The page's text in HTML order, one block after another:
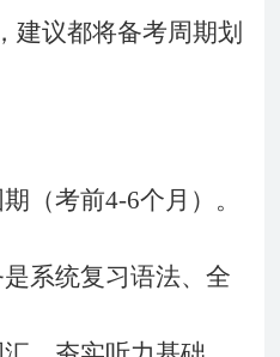
建议都将备考周期划
（考前4-6个月）。
系统复习语法、全